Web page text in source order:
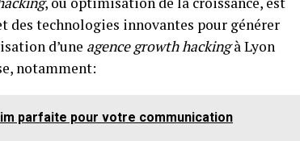
technologies innovantes pour générer
d’une agence growth hackingà Lyon
notamment:
parfaite pour votre communication